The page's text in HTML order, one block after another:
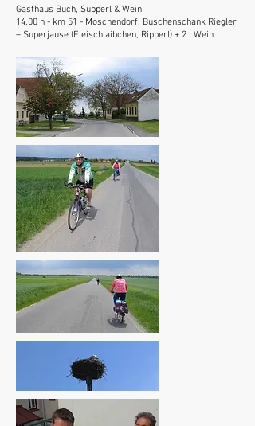
Gasthaus Buch, Supperl & Wein
14,00 h - km 51 - Moschendorf, Buschenschank Riegler
– Superjause (Fleischlaibchen, Ripperl) + 2 l Wein